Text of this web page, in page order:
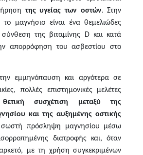
της υγείας των οστών. Στην
το μαγνήσιο είναι ένα θεμελιώδες
της βιταμίνης D και κατά
απορρόφηση του ασβεστίου στο
την εμμηνόπαυση και αργότερα σε
πολλές επιστημονικές μελέτες
θετική συσχέτιση μεταξύ της
και της αυξημένης οστικής
πρόσληψη μαγνησίου μέσω
διατροφής και, όταν
με τη χρήση συγκεκριμένων